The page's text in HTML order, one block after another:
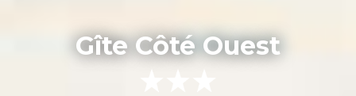
Gîte Côté Ouest